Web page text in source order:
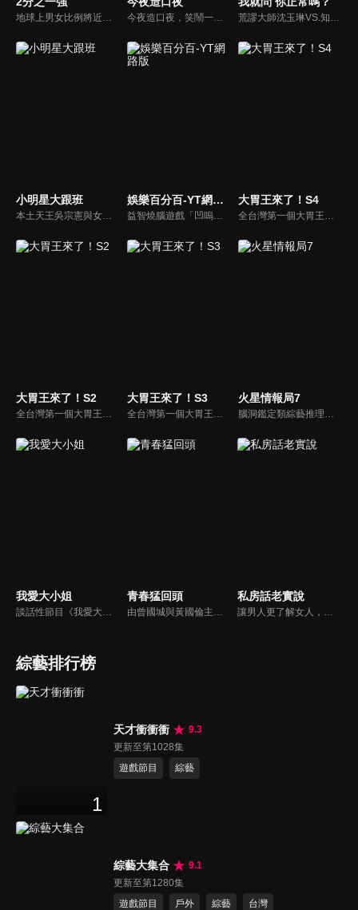
今夜造口夜，笑鬧一整夜。以網路自製嘲諷節目走紅、在網路擁有廣大支持群眾和影響力的主播「視網膜」，藉此一揉合綜藝與喜劇之談話性節目，帶觀眾以輕鬆之方式，瞭解時下最熱門、最能引起共鳴的社會議題、現象和人物。 多元的切入角度、最輕鬆易懂的議題剖析、言論尺度不設限！
小明星大跟班
本土天王吳宗憲與女兒吳姍儒（Sandy）搭檔主持，每集邀請來賓暢談演藝圈大小事，父女檔聯手笑果十足，老梗搭上新世代，最新組合強勢登場！
娛樂百分百-YT網路版
益智燒腦遊戲「凹嗚狼人殺」激發你的邏輯推理能力，偶像巨星雲集，全球娛樂資訊，一手掌握不脫節！2025全新升級改版，盡在《娛樂百分百-YT網路版》！
大胃王來了！S4
全台灣第一個大胃王美食節目，由主持人帶領大胃王們及名人來賓吃遍台灣美食，每趟旅程都有不同的美食主題以及遊戲互動，並藉由大胃王幸福地享用，讓觀眾深刻了解台灣美食文化的豐富特色！
大胃王來了！S2
全台灣第一個大胃王美食節目，由主持人帶領大胃王們及名人來賓吃遍台灣美食，每趟旅程都有不同的美食主題以及遊戲互動，並藉由大胃王幸福地享用，讓觀眾深刻了解台灣美食文化的豐富特色！
大胃王來了！S3
全台灣第一個大胃王美食節目，由主持人帶領大胃王們及名人來賓吃遍台灣美食，每趟旅程都有不同的美食主題以及遊戲互動，並藉由大胃王幸福地享用，讓觀眾深刻了解台灣美食文化的豐富特色！
火星情報局7
腦洞鑑定類綜藝推理脫口秀，陣容為薛之謙、大張偉、楊迪、劉維、黃子弘凡、黃聖依、龐博等…節目圍繞著當下熱梗熱點、觀眾的興趣點、共鳴點展開故事；火星特工廣發英雄帖正面對撞，迎戰近年最出圈、最有趣、最敢說的廠牌大咖們。真金不怕火煉！一場席卷全網的廠牌巔峰之戰即將展開！
我愛大小姐
談話性節目《我愛大小姐》是由吳淡如、林慧萍主持的一檔談話性節目，講訴女人間的那些事。
青春猛回頭
由曾國城與黃國倫主持，節目中邀請20位20歲以下青少年組成青春團，另一邊則為年紀相較成熟的藝人來賓為不老團，每集分別就一件青少年必定遇見的事件討論，看兩個不同年代的人們，所擁有的不同看法與立場。帶領讓觀眾一起回到那些年的青春歲月！
私房話老實說
讓男人更了解女人，女人更了解自己 ，揭密女性私房話，讓療癒專家教你更愛自己！由于美人和納豆攜手主持，更多你想知道的女性私密話題都在《私房話老實說》。
綜藝排行榜
1
天才衝衝衝
9.3
更新至第1028集
遊戲節目
綜藝
綜藝大集合
9.1
更新至第1280集
遊戲節目
戶外 綜藝 台灣